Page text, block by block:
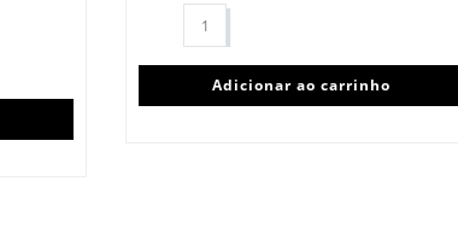
Adicionar ao carrinho